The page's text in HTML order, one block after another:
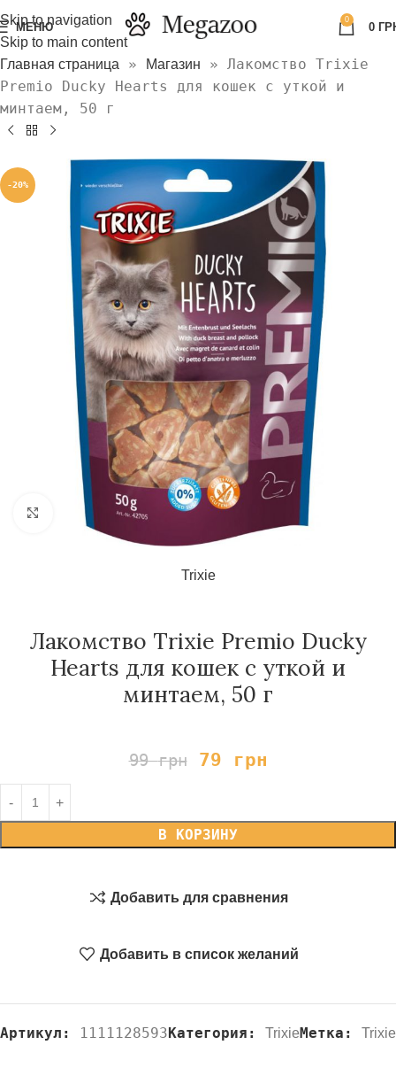
Skip to navigation
Skip to main content
МЕНЮ
0
0
Главная страница » Магазин » Лакомство Trixie
Premio Ducky Hearts для кошек с уткой и
минтаем, 50 г
-20%
Нажмите, чтобы увеличить
Trixie
Лакомство Trixie Premio Ducky
Hearts для кошек с уткой и
минтаем, 50 г
99грн 79 грн
В КОРЗИНУ
Добавить для сравнения
Добавить в список желаний
Артикул: 1111128593Категория: TrixieМетка: Trixie